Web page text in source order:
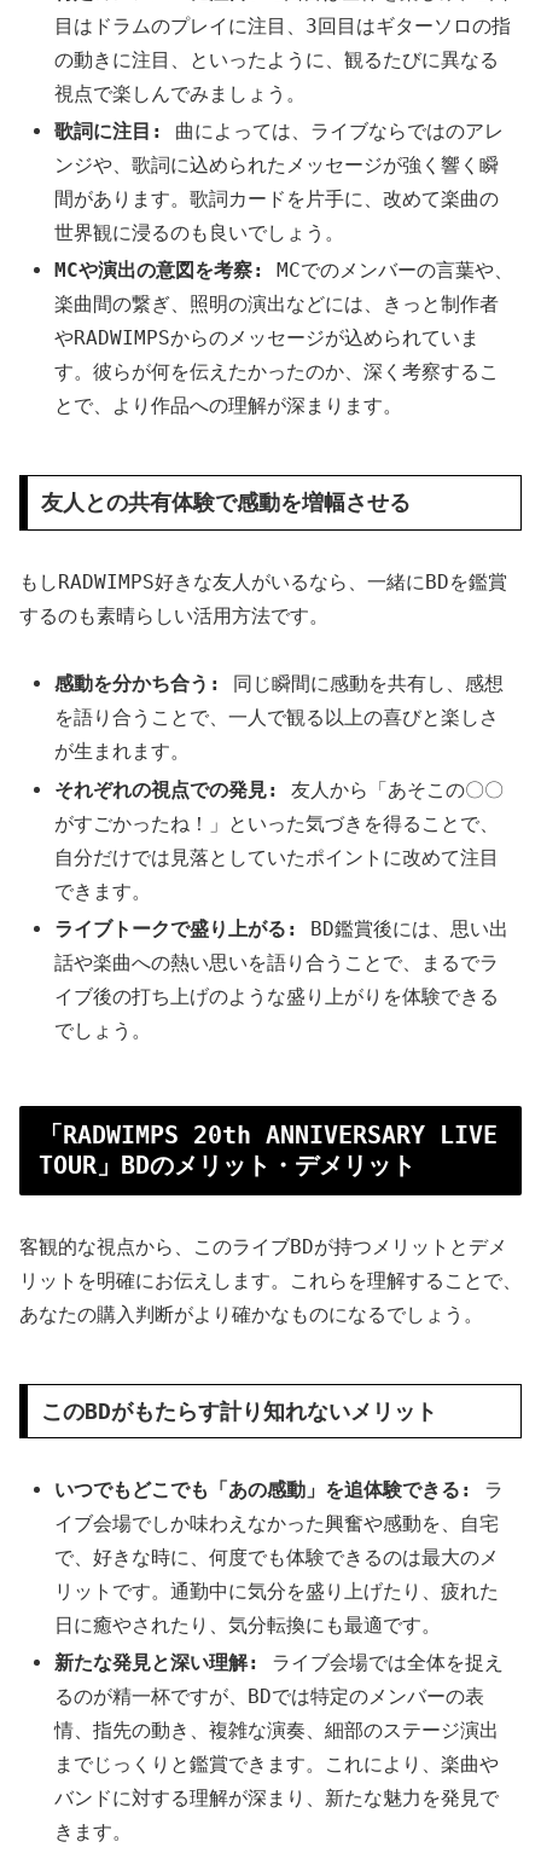
目はドラムのプレイに注目、3回目はギターソロの指
の動きに注目、といったように、観るたびに異なる
視点で楽しんでみましょう。
歌詞に注目:
曲によっては、ライブならではのアレ
ンジや、歌詞に込められたメッセージが強く響く瞬
間があります。歌詞カードを片手に、改めて楽曲の
世界観に浸るのも良いでしょう。
MCや演出の意図を考察:
MCでのメンバーの言葉や、
楽曲間の繋ぎ、照明の演出などには、きっと制作者
やRADWIMPSからのメッセージが込められていま
す。彼らが何を伝えたかったのか、深く考察するこ
とで、より作品への理解が深まります。
友人との共有体験で感動を増幅させる
もしRADWIMPS好きな友人がいるなら、一緒にBDを鑑賞
するのも素晴らしい活用方法です。
感動を分かち合う:
同じ瞬間に感動を共有し、感想
を語り合うことで、一人で観る以上の喜びと楽しさ
が生まれます。
それぞれの視点での発見:
友人から「あそこの〇〇
がすごかったね！」といった気づきを得ることで、
自分だけでは見落としていたポイントに改めて注目
できます。
ライブトークで盛り上がる:
BD鑑賞後には、思い出
話や楽曲への熱い思いを語り合うことで、まるでラ
イブ後の打ち上げのような盛り上がりを体験できる
でしょう。
「RADWIMPS 20th ANNIVERSARY LIVE
TOUR」BDのメリット・デメリット
客観的な視点から、このライブBDが持つメリットとデメ
リットを明確にお伝えします。これらを理解することで、
あなたの購入判断がより確かなものになるでしょう。
このBDがもたらす計り知れないメリット
いつでもどこでも「あの感動」を追体験できる:
ラ
イブ会場でしか味わえなかった興奮や感動を、自宅
で、好きな時に、何度でも体験できるのは最大のメ
リットです。通勤中に気分を盛り上げたり、疲れた
日に癒やされたり、気分転換にも最適です。
新たな発見と深い理解:
ライブ会場では全体を捉え
るのが精一杯ですが、BDでは特定のメンバーの表
情、指先の動き、複雑な演奏、細部のステージ演出
までじっくりと鑑賞できます。これにより、楽曲や
バンドに対する理解が深まり、新たな魅力を発見で
きます。